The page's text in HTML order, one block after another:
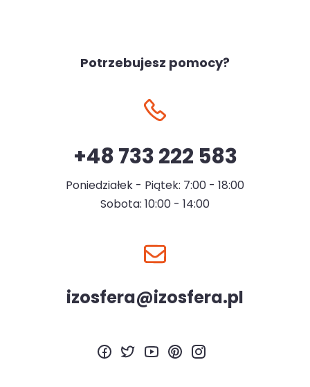
Potrzebujesz pomocy?
+48 733 222 583
Poniedziałek - Piątek: 7:00 - 18:00
Sobota: 10:00 - 14:00
izosfera@izosfera.pl